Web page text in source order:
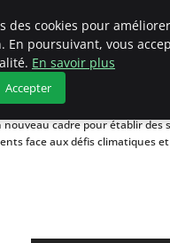
climatiques
nouveau cadre pour établir des
face aux défis climatiques
des cookies pour
En poursuivant, vous
En savoir plus
Accepter